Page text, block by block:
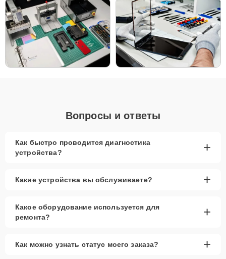
Бесплатная доставка и диагностика–
удобство и экономия для наших клиентов.
Низкие цены и скидки
– выгодные условия для
любого вида ремонта.
Срочный ремонт за 1-2 часа– минимальные
сроки выполнения работ.
надежность после ремонта.
использованию современного оборудования. Мы используем
только проверенные комплектующие, что обеспечивает
выполнен с гарантией на срок до 3 лет, и ваш планшет будет
Вопросы и ответы
Как быстро проводится диагностика
устройства?
+
Какие устройства вы обслуживаете? +
Какое оборудование используется для
ремонта?
+
Как можно узнать статус моего заказа? +